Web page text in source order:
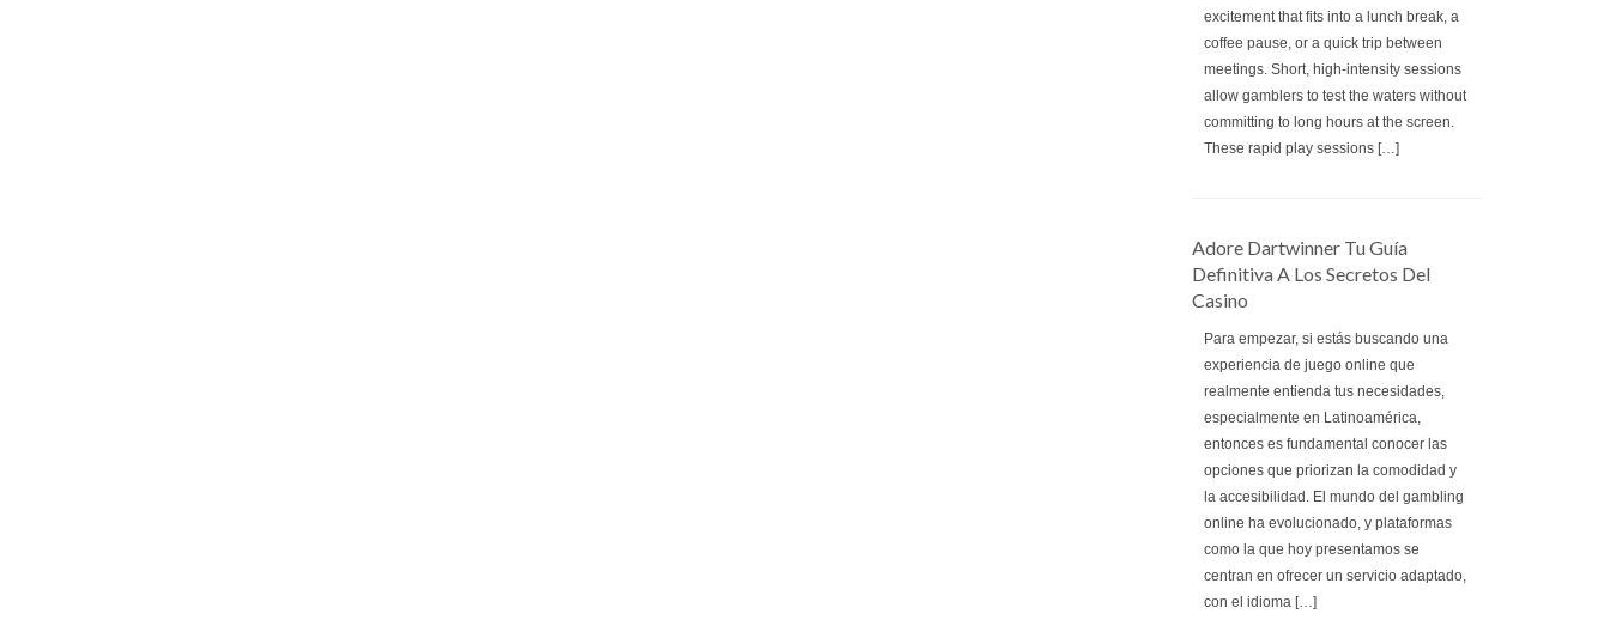
excitement that fits into a lunch break, a
coffee pause, or a quick trip between
meetings. Short, high‑intensity sessions
allow gamblers to test the waters without
committing to long hours at the screen.
These rapid play sessions […]
Adore Dartwinner Tu Guía
Definitiva A Los Secretos Del
Casino
Para empezar, si estás buscando una
experiencia de juego online que
realmente entienda tus necesidades,
especialmente en Latinoamérica,
entonces es fundamental conocer las
opciones que priorizan la comodidad y
la accesibilidad. El mundo del gambling
online ha evolucionado, y plataformas
como la que hoy presentamos se
centran en ofrecer un servicio adaptado,
con el idioma […]